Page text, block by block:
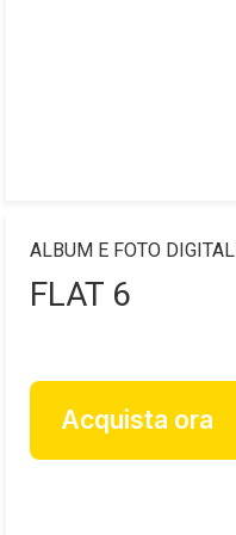
ALBUM E FOTO DIGITALI
FLAT 6
Acquista ora